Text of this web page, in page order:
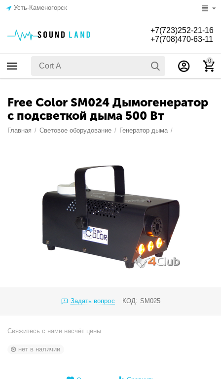
Усть-Каменогорск
+7(723)252-21-16
+7(708)470-63-11
0
Free Color SM024 Дымогенератор
с подсветкой дыма 500 Вт
Главная / Световое оборудование / Генератор дыма /
Задать вопрос КОД: SM025
Свяжитесь с нами насчёт цены
нет в наличии